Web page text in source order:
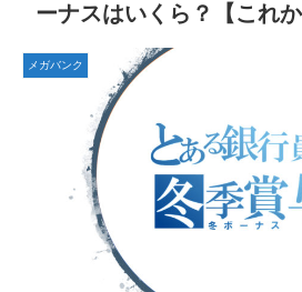
ーナスはいくら？【これ
メガバンク